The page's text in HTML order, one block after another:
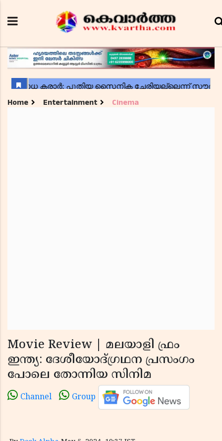
Home Entertainment Cinema
Movie Review | മലയാളി ഫ്രം
ഇന്ത്യ: ദേശീയോദ്ഗ്രഥന പ്രസംഗം
പോലെ തോന്നിയ സിനിമ
Channel Group